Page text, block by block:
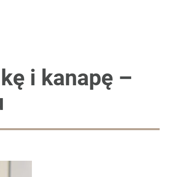
i kanapę –